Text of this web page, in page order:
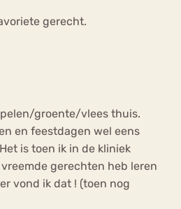
gerecht.
groente/vlees thuis.
en feestdagen wel eens
is toen ik in de kliniek
gerechten heb leren
vond ik dat ! (toen nog